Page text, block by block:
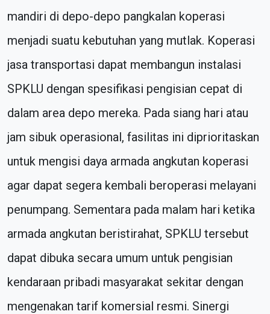
mandiri di depo-depo pangkalan koperasi
menjadi suatu kebutuhan yang mutlak. Koperasi
jasa transportasi dapat membangun instalasi
SPKLU dengan spesifikasi pengisian cepat di
dalam area depo mereka. Pada siang hari atau
jam sibuk operasional, fasilitas ini diprioritaskan
untuk mengisi daya armada angkutan koperasi
agar dapat segera kembali beroperasi melayani
penumpang. Sementara pada malam hari ketika
armada angkutan beristirahat, SPKLU tersebut
dapat dibuka secara umum untuk pengisian
kendaraan pribadi masyarakat sekitar dengan
mengenakan tarif komersial resmi. Sinergi